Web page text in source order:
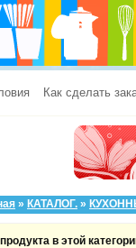
Как сделать
» КАТАЛОГ. »
в этой